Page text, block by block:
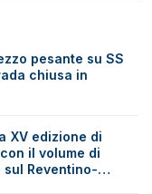
pesante su SS
chiusa in
XV edizione di
il volume di
sul Reventino-